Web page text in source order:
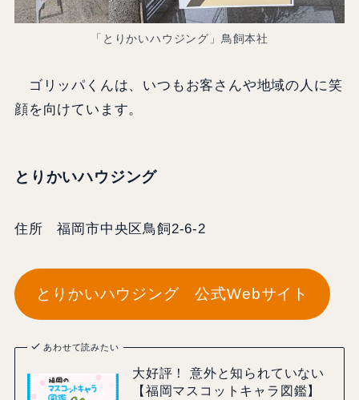
「とりかいハウジング」鳥飼本社
ゴリッパくんは、いつもお客さんや地域の人に笑
顔を向けています。
とりかいハウジング
住所 福岡市中央区鳥飼2-6-2
とりかいハウジング 公式Webサイト
あわせて読みたい
大好評！ 意外と知られていない
【福岡マスコットキャラ図鑑】